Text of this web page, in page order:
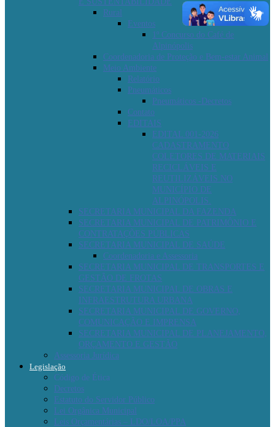
Rural
Eventos
1º Concurso do Café de
Alpinópolis
Coordenadoria de Proteção e Bem-estar Animal
Meio Ambiente
Relatório
Pneumáticos
Pneumáticos -Decretos
Contato
EDITAIS
EDITAL 001-2026
CADASTRAMENTO
COLETORES DE MATERIAIS
RECICLÁVEIS E
REUTILIZÁVEIS NO
MUNICÍPIO DE
ALPINÓPOLIS.
SECRETARIA MUNICIPAL DA FAZENDA
SECRETARIA MUNICIPAL DE PATRIMÔNIO E
CONTRATAÇÕES PÚBLICAS
SECRETARIA MUNICIPAL DE SAÚDE
Coordenadoria e Assessoria
SECRETARIA MUNICIPAL DE TRANSPORTES E
GESTÃO DE FROTAS
SECRETARIA MUNICIPAL DE OBRAS E
INFRAESTRUTURA URBANA
SECRETARIA MUNICIPAL DE GOVERNO,
COMUNICAÇÃO E IMPRENSA
SECRETARIA MUNICIPAL DE PLANEJAMENTO,
ORÇAMENTO E GESTÃO
Assessoria Jurídica
Legislação
Código de Ética
Decretos
Estatuto do Servidor Público
Lei Orgânica Municipal
Leis Orçamentárias – LDO/LOA/PPA